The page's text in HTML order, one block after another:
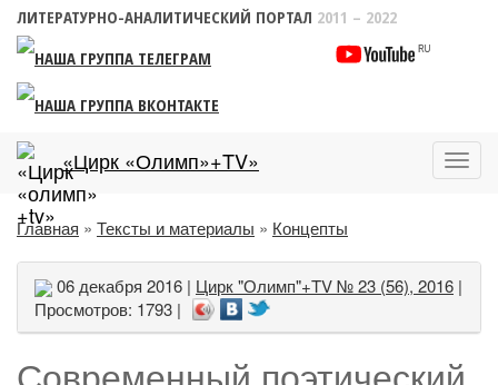
ЛИТЕРАТУРНО-АНАЛИТИЧЕСКИЙ ПОРТАЛ 2011 – 2022
меню
«Цирк «Олимп»+TV»
Главная » Тексты и материалы » Концепты
06 декабря 2016 | Цирк "Олимп"+TV № 23 (56), 2016 |
Просмотров: 1793 |